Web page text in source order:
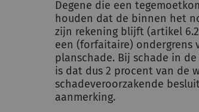
Degene die een
houden dat de binnen het
zijn rekening blijft (artikel
een (forfaitaire) ondergrens
planschade. Bij schade in
is dat dus 2 procent van de
schadeveroorzakende
aanmerking.